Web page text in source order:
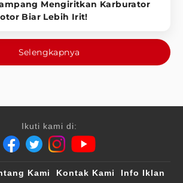
Mengiritkan Karburator
Biar Lebih Irit!
Selengkapnya
Ikuti kami di:
Kami Kontak Kami
Info Iklan